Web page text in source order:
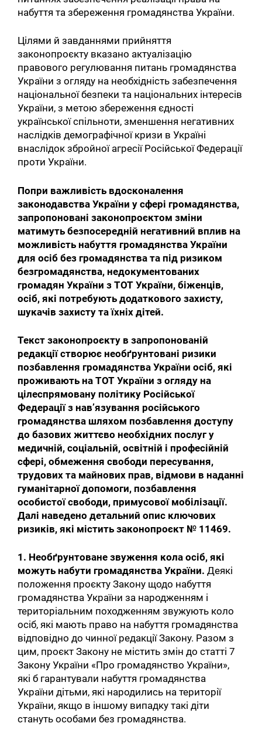
набуття та збереження громадянства України.
Цілями й завданнями прийняття
законопроєкту вказано актуалізацію
правового регулювання питань громадянства
України з огляду на необхідність забезпечення
національної безпеки та національних інтересів
України, з метою збереження єдності
української спільноти, зменшення негативних
наслідків демографічної кризи в Україні
внаслідок збройної агресії Російської Федерації
проти України.
Попри важливість вдосконалення
законодавства України у сфері громадянства,
запропоновані законопроєктом зміни
матимуть безпосередній негативний вплив на
можливість набуття громадянства України
для осіб без громадянства та під ризиком
безгромадянства, недокументованих
громадян України з ТОТ України, біженців,
осіб, які потребують додаткового захисту,
шукачів захисту та їхніх дітей.
Текст законопроєкту в запропонованій
редакції створює необґрунтовані ризики
позбавлення громадянства України осіб, які
проживають на ТОТ України з огляду на
цілеспрямовану політику Російської
Федерації з навʼязування російського
громадянства шляхом позбавлення доступу
до базових життєво необхідних послуг у
медичній, соціальній, освітній і професійній
сфері, обмеження свободи пересування,
трудових та майнових прав, відмови в наданні
гуманітарної допомоги, позбавлення
особистої свободи, примусової мобілізації.
Далі наведено детальний опис ключових
ризиків, які містить законопроєкт № 11469.
1. Необґрунтоване звуження кола осіб, які
можуть набути громадянства України.Деякі
положення проєкту Закону щодо набуття
громадянства України за народженням і
територіальним походженням звужують коло
осіб, які мають право на набуття громадянства
відповідно до чинної редакції Закону. Разом з
цим, проєкт Закону не містить змін до статті 7
Закону України «Про громадянство України»,
які б гарантували набуття громадянства
України дітьми, які народились на території
України, якщо в іншому випадку такі діти
стануть особами без громадянства.